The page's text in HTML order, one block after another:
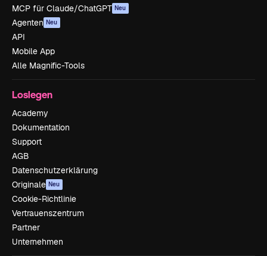
MCP für Claude/ChatGPT Neu
Agenten Neu
API
Mobile App
Alle Magnific-Tools
Loslegen
Academy
Dokumentation
Support
AGB
Datenschutzerklärung
Originale Neu
Cookie-Richtlinie
Vertrauenszentrum
Partner
Unternehmen